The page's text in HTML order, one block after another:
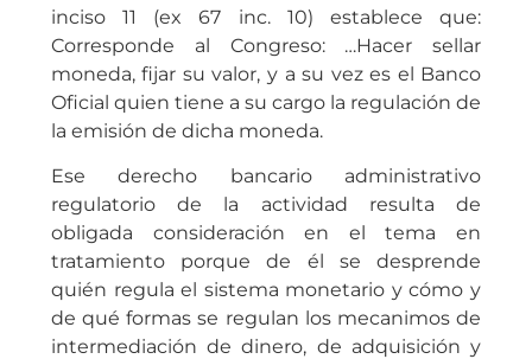
inciso 11 (ex 67 inc. 10) establece que:
Corresponde al Congreso: …Hacer sellar
moneda, fijar su valor, y a su vez es el Banco
Oficial quien tiene a su cargo la regulación de
la emisión de dicha moneda.
Ese derecho bancario administrativo
regulatorio de la actividad resulta de
obligada consideración en el tema en
tratamiento porque de él se desprende
quién regula el sistema monetario y cómo y
de qué formas se regulan los mecanimos de
intermediación de dinero, de adquisición y